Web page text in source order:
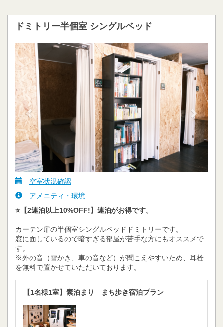
ドミトリー半個室 シングルベッド
Previous
空室状況確認
アメニティ・環境
⭐️【2連泊以上10%OFF!】連泊がお得です。
カーテン扉の半個室シングルベッドドミトリーです。
窓に面しているので暗すぎる部屋が苦手な方にもオススメで
す。
※外の音（雪かき、車の音など）が聞こえやすいため、耳栓
を無料で置かせていただいております。
【1名様1室】素泊まり まち歩き宿泊プラン